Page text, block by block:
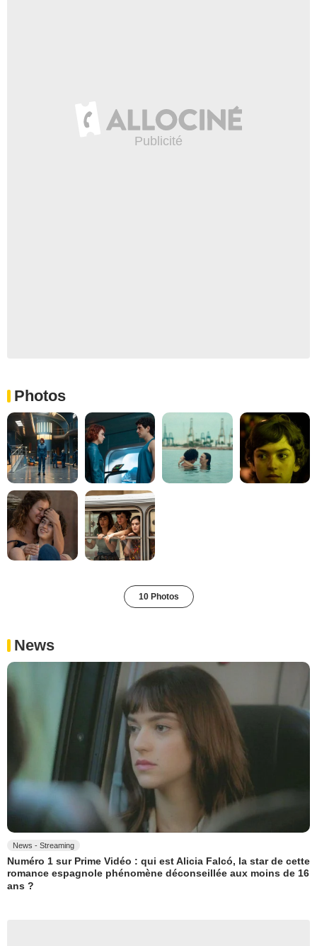
Photos
10 Photos
News
News - Streaming
Numéro 1 sur Prime Vidéo : qui est Alicia Falcó, la star de cette
romance espagnole phénomène déconseillée aux moins de 16
ans ?